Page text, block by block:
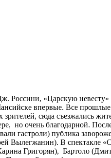
Россини, «Царскую
впервые. Все
сюда съезжались
но очень благодарной.
гастроли) публика
Вылегжанин). В спектакле
Григорян), Бартоло